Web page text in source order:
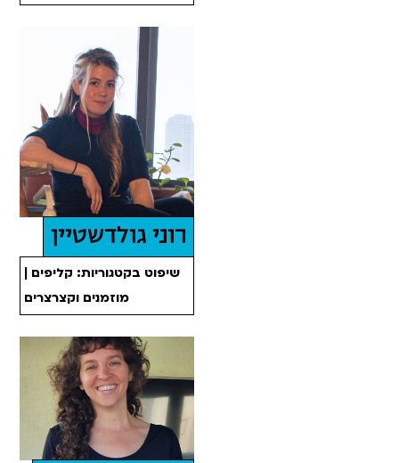
רוני גולדשטיין
שיפוט בקטגוריות: קליפים |
מוזמנים וקצרצרים